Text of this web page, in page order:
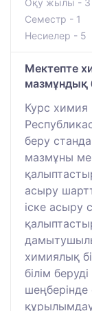
Семестр - 1
Несиелер - 5
Мектепте
мазмұндық
Курс химия
беру
мазмұны
асыру
іске асыру
химиялық
білім